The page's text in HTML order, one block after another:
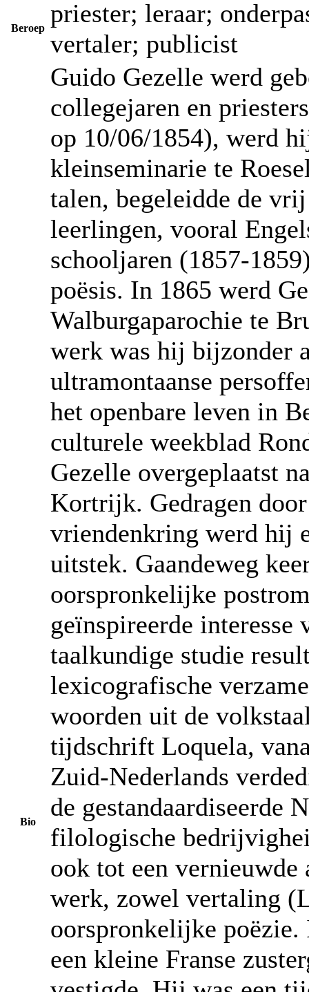
Beroep
priester; leraar;
vertaler; publicist
Bio
Guido Gezelle werd
collegejaren en
op 10/06/1854), werd
kleinseminarie te
talen, begeleidde de
leerlingen, vooral
schooljaren (1857-
poësis. In 1865 werd
Walburgaparochie te
werk was hij bijzonder
ultramontaanse
het openbare leven in
culturele weekblad
Gezelle overgeplaatst
Kortrijk. Gedragen
vriendenkring werd hij
uitstek. Gaandeweg
oorspronkelijke
geïnspireerde interesse
taalkundige studie
lexicografische
woorden uit de
tijdschrift Loquela,
Zuid-Nederlands
de gestandaardiseerde
filologische
ook tot een
werk, zowel vertaling
oorspronkelijke
een kleine Franse